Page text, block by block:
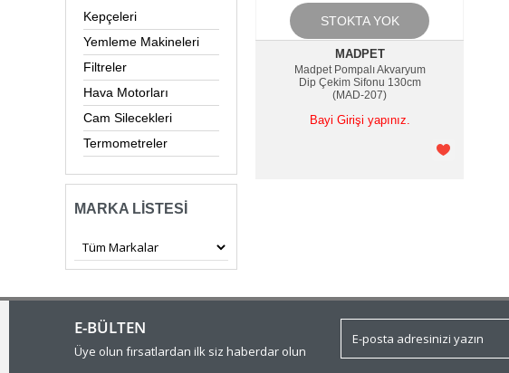
Kepçeleri
Yemleme Makineleri
Filtreler
Hava Motorları
Cam Silecekleri
Termometreler
MARKA LISTESI
STOKTA YOK
MADPET
Madpet Pompalı Akvaryum
Dip Çekim Sifonu 130cm
(MAD-207)
Bayi Girişi yapınız.
E-BÜLTEN
Üye olun fırsatlardan ilk siz haberdar olun